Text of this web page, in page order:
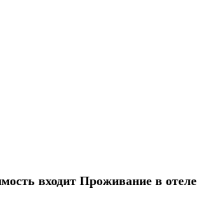
входит Проживание в